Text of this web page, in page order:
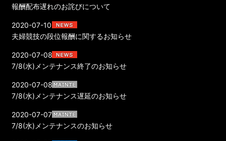
報酬配布遅れのお詫びについて
夫婦競技の段位報酬に関するお知らせ
2020-07-10
7/8(水)メンテナンス終了のお知らせ
2020-07-08
7/8(水)メンテナンス遅延のお知らせ
2020-07-08
7/8(水)メンテナンスのお知らせ
2020-07-07